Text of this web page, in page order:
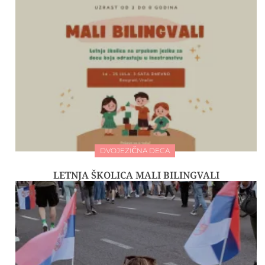
DVOJEZIČNA DECA
LETNJA ŠKOLICA MALI BILINGVALI